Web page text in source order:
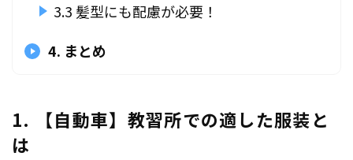
3.3 髪型にも配慮が必要！
4. まとめ
1. 【自動車】教習所での適した服装と
は